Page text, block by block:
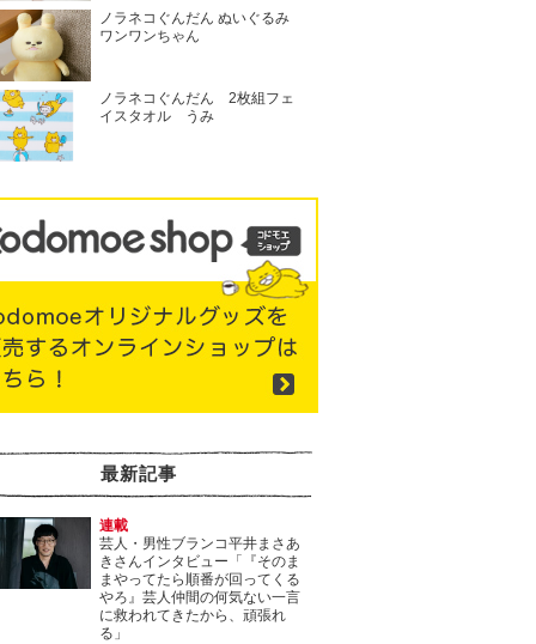
ノラネコぐんだん ぬいぐるみ
ワンワンちゃん
ノラネコぐんだん 2枚組フェ
イスタオル うみ
最新記事
連載
芸人・男性ブランコ平井まさあ
きさんインタビュー「『そのま
まやってたら順番が回ってくる
やろ』芸人仲間の何気ない一言
に救われてきたから、頑張れ
る」